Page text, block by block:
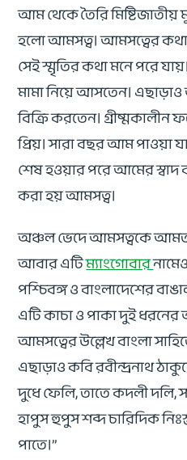
আম থেকে তৈরি
হলো আমসত্ব। আমসত্বের
সেই স্মৃতির কথা মনে পরে
মামা নিয়ে আসতেন। এছাড়াও
বিক্রি করতেন।
প্রিয়। সারা বছর আম পাওয়া
শেষ হওয়ার পরে আমের
করা হয় আমসত্ব।
অঞ্চল ভেদে আমসত্বকে
আবার এটিম্যাংগোবার
পশ্চিবঙ্গ ও বাংলাদেশের
এটি কাচা ও পাকা দুই
আমসত্বের উল্লেখ বাংলা
এছাড়াও কবি রবীন্দ্রনাথ
দুধে ফেলি, তাতে কদলী দলি,
হাপুস হুপুস শব্দ চারিদিক
পাতে।”